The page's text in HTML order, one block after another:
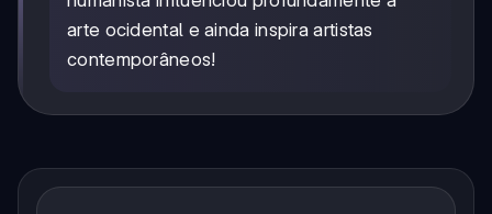
arte ocidental e ainda inspira artistas
contemporâneos!